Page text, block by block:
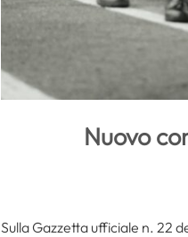
Nuovo
Sulla Gazzetta ufficiale n. 22